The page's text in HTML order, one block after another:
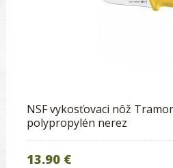
NSF vykosťovaci nôž
polypropylén nerez
13.90 €